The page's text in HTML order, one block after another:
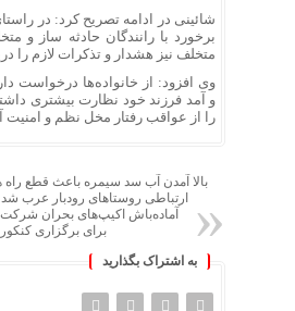
شائینی در ادامه تصریح کرد: در
متخلف نیز هشدار و تذکرات لازم را
وی افزود: از خانواده‌ها درخواست
و آمد فرزند خود نظارت بیشتری
را از عواقب رفتار مخل نظم و امنیت
بالا آمدن آب سد سیمره باعث قطع راه
ارتباطی روستاهای رودبار عرب شد
آماده‌باش اکیپ‌های بحران شرکت
برای برگزاری کنکور
به اشتراک بگذارید